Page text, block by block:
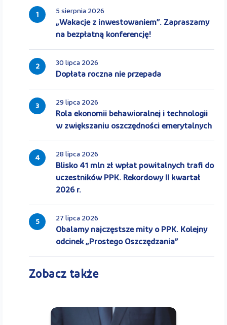
1 5 sierpnia 2026
„Wakacje z inwestowaniem”. Zapraszamy
na bezpłatną konferencję!
2 30 lipca 2026
Dopłata roczna nie przepada
3 29 lipca 2026
Rola ekonomii behawioralnej i technologii
w zwiększaniu oszczędności emerytalnych
4 28 lipca 2026
Blisko 41 mln zł wpłat powitalnych trafi do
uczestników PPK. Rekordowy II kwartał
2026 r.
5 27 lipca 2026
Obalamy najczęstsze mity o PPK. Kolejny
odcinek „Prostego Oszczędzania”
Zobacz także